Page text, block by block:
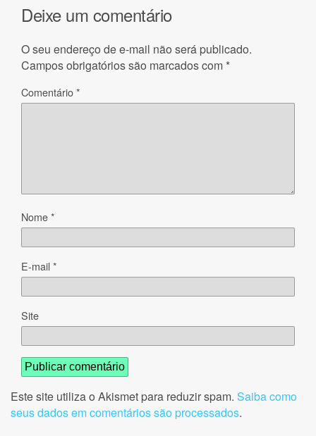
Deixe um comentário
O seu endereço de e-mail não será publicado.
Campos obrigatórios são marcados com *
Comentário*
Nome*
E-mail*
Site
Este site utiliza o Akismet para reduzir spam. Saiba como
seus dados em comentários são processados.